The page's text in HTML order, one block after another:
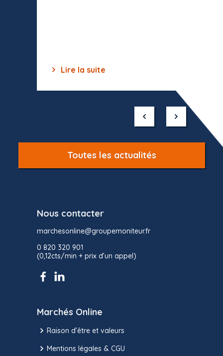
Lire la suite
Toutes les actualités
Nous contacter
marchesonline@groupemoniteur.fr
0 820 320 901
(0,12cts/min + prix d’un appel)
Marchés Online
Raison d’être et valeurs
Mentions légales & CGU